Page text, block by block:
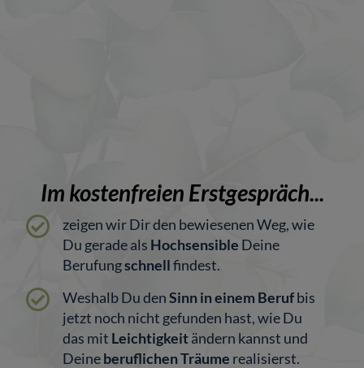
Im kostenfreien Erstgespräch...
zeigen wir Dir den bewiesenen Weg, wie
Du gerade als Hochsensible Deine
Berufungschnellfindest.
Weshalb Du denSinn in einem Berufbis
jetzt noch nicht gefunden hast, wie Du
das mit Leichtigkeitändern kannst und
Deineberuflichen Träume realisierst.